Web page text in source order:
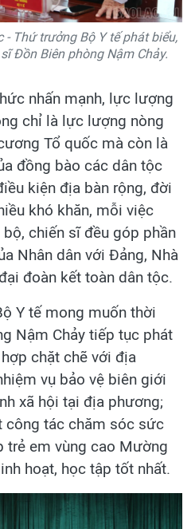
Thứ trưởng Bộ Y tế phát biểu,
Đồn Biên phòng Nậm Chảy.
nhấn mạnh, lực lượng
chỉ là lực lượng nòng
Tổ quốc mà còn là
đồng bào các dân tộc
kiện địa bàn rộng, đời
khó khăn, mỗi việc
chiến sĩ đều góp phần
Nhân dân với Đảng, Nhà
đoàn kết toàn dân tộc.
Y tế mong muốn thời
Nậm Chảy tiếp tục phát
chặt chẽ với địa
vụ bảo vệ biên giới
xã hội tại địa phương;
công tác chăm sóc sức
trẻ em vùng cao Mường
hoạt, học tập tốt nhất.